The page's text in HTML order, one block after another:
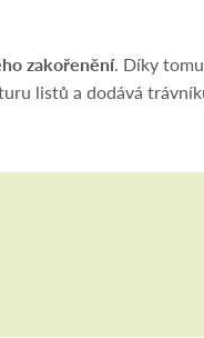
zakořenění. Díky
listů a dodává